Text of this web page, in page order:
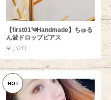
【first01༄Handmade】ちゅる
ん波ドロップピアス
¥1,320